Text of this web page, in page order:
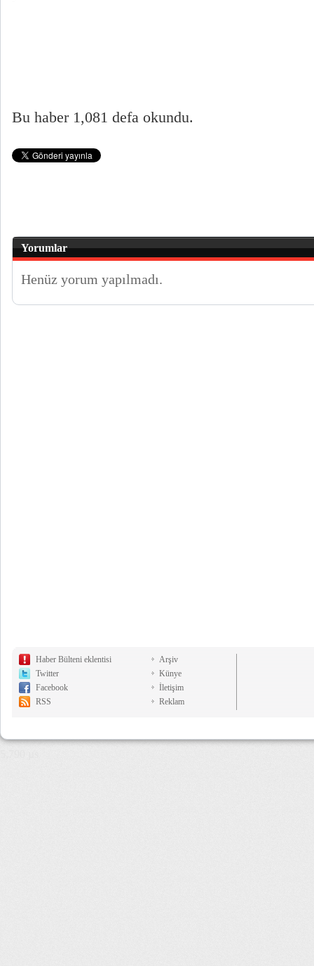
Bu haber 1,081 defa okundu.
Yorumlar
Henüz yorum yapılmadı.
Haber Bülteni eklentisi
Twitter
Facebook
RSS
Arşiv
Künye
İletişim
Reklam